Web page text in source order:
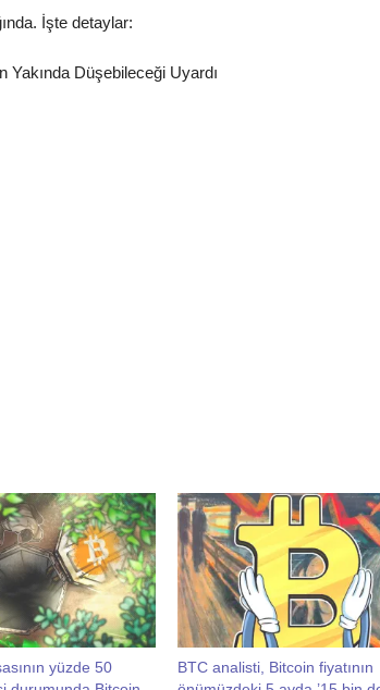
İşte detaylar:
Yakında Düşebileceği Uyardı
yüzde 50
BTC analisti, Bitcoin fiyatının